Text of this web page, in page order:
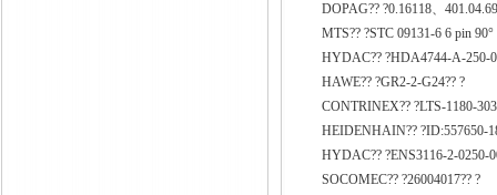
DOPAG?? ?0.16118、
MTS?? ?STC 09131-6 6 pin 90°
HYDAC?? ?HDA4744-A-250-
HAWE?? ?GR2-2-G24?? ?
CONTRINEX?? ?LTS-1180-
HEIDENHAIN?? ?ID:557650-
HYDAC?? ?ENS3116-2-0250-
SOCOMEC?? ?26004017?? ?